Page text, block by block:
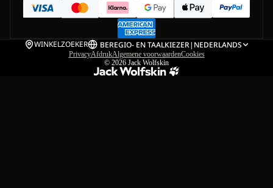
WINKELZOEKER BEREGIO- EN TAALKIEZER| NEDERLANDS
PrivacyAfdrukAlgemene voorwaardenCookies
© 2026 Jack Wolfskin